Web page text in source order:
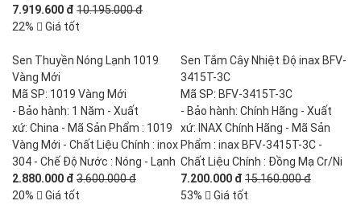
7.919.600 đ 10.195.000 đ
22%
Giá tốt
Sen Thuyền Nóng Lạnh 1019
Vàng Mới
Mã SP: 1019 Vàng Mới
- Bảo hành: 1 Năm - Xuất
xứ: China - Mã Sản Phẩm : 1019
Vàng Mới - Chất Liệu Chính : inox
304 - Chế Độ Nước : Nóng - Lạnh
2.880.000 đ 3.600.000 đ
20%
Giá tốt
Sen Tắm Cây Nhiệt Độ inax BFV-
3415T-3C
Mã SP: BFV-3415T-3C
- Bảo hành: Chính Hãng - Xuất
xứ: INAX Chính Hãng - Mã Sản
Phẩm : inax BFV-3415T-3C -
Chất Liệu Chính : Đồng Mạ Cr/Ni
7.200.000 đ 15.160.000 đ
53%
Giá tốt